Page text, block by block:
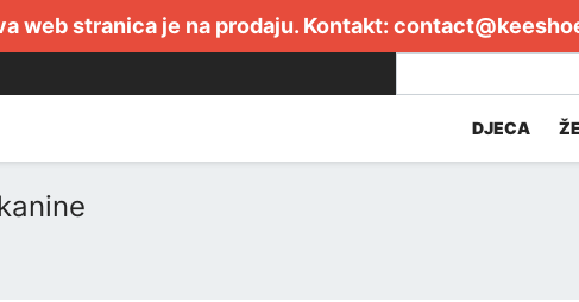
web stranica je na prodaju. Kontakt:
DJECA